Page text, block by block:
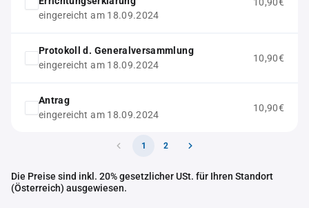
eingereicht am 18.09.2024
Protokoll d. Generalversammlung
eingereicht am 18.09.2024
10,90€
Antrag
eingereicht am 18.09.2024
10,90€
1 2
Die Preise sind inkl. 20% gesetzlicher USt. für Ihren Standort
(Österreich) ausgewiesen.